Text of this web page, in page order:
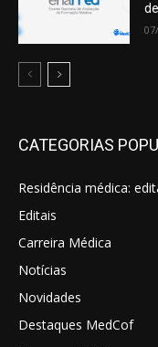
CATEGORIAS
Residência médica:
Editais
Carreira Médica
Notícias
Novidades
Destaques MedCof